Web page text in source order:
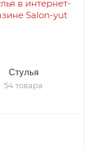
Стулья
54 товара